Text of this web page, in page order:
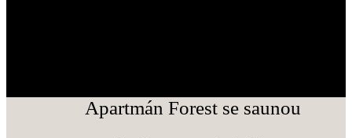
Apartmán Forest se saunou